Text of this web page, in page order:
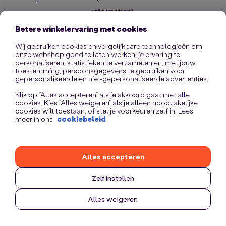
information).
Betere winkelervaring met cookies
Wij gebruiken cookies en vergelijkbare technologieën om
onze webshop goed te laten werken, je ervaring te
personaliseren, statistieken te verzamelen en, met jouw
toestemming, persoonsgegevens te gebruiken voor
gepersonaliseerde en niet-gepersonaliseerde advertenties.
Klik op “Alles accepteren” als je akkoord gaat met alle
cookies. Kies “Alles weigeren” als je alleen noodzakelijke
cookies wilt toestaan, of stel je voorkeuren zelf in. Lees
meer in ons cookiebeleid
Zelf instellen
Alles weigeren
Alles accepteren